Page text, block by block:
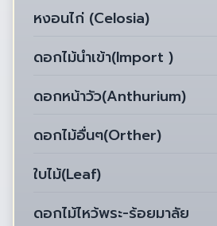
หงอนไก่ (Celosia)
ดอกไม้นำเข้า(Import )
ดอกหน้าวัว(Anthurium)
ดอกไม้อื่นๆ(Orther)
ใบไม้(Leaf)
ดอกไม้ไหว้พระ-ร้อยมาลัย